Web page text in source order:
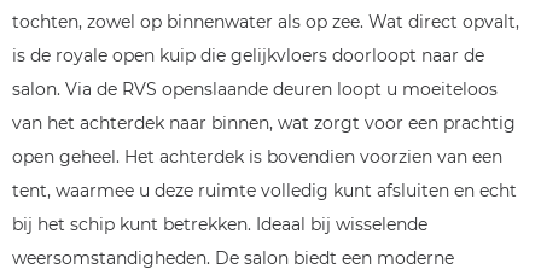
tochten, zowel op binnenwater als op zee. Wat direct opvalt,
is de royale open kuip die gelijkvloers doorloopt naar de
salon. Via de RVS openslaande deuren loopt u moeiteloos
van het achterdek naar binnen, wat zorgt voor een prachtig
open geheel. Het achterdek is bovendien voorzien van een
tent, waarmee u deze ruimte volledig kunt afsluiten en echt
bij het schip kunt betrekken. Ideaal bij wisselende
weersomstandigheden. De salon biedt een moderne